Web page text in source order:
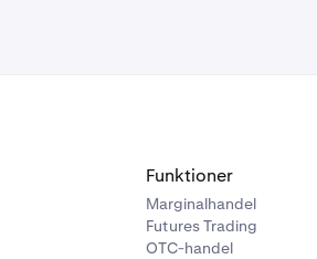
Funktioner
Marginalhandel
Futures Trading
OTC-handel